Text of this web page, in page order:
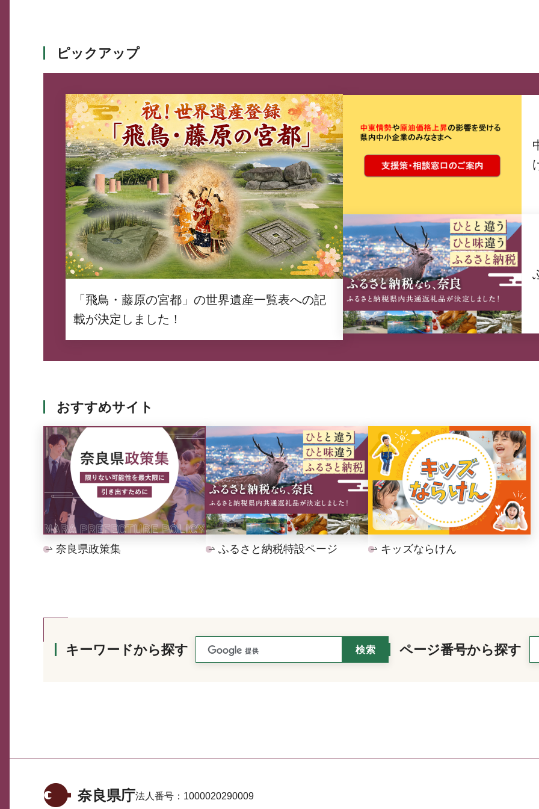
ピックアップ
「飛鳥・藤原の宮都」の世界遺産一覧表への記
載が決定しました！
おすすめサイト
奈良県政策集 ふるさと納税特設ページ キッズならけん
キーワードから探す ページ番号から探す
奈良県庁法人番号： 1000020290009